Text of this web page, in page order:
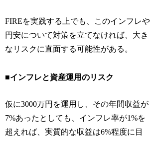
FIREを実践する上でも、このインフレや
円安について対策を立てなければ、大き
なリスクに直面する可能性がある。
■インフレと資産運用のリスク
仮に3000万円を運用し、その年間収益が
7%あったとしても、インフレ率が1%を
超えれば、実質的な収益は6%程度に目